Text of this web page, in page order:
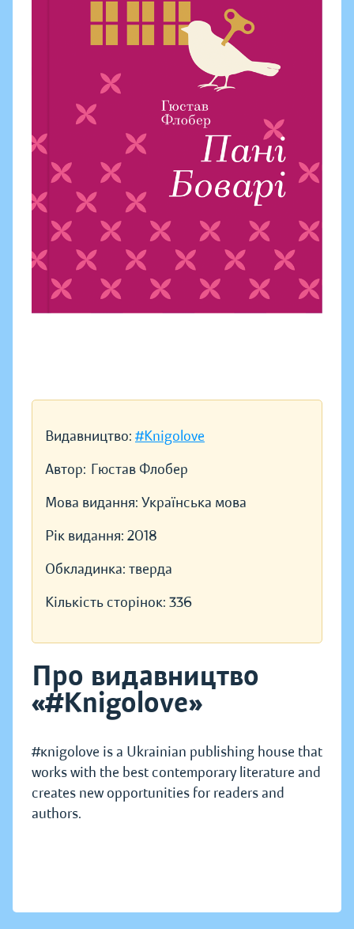
Видавництво: #Knigolove
Автор: Гюстав Флобер
Мова видання: Українська мова
Рік видання: 2018
Обкладинка: тверда
Кількість сторінок: 336
Про видавництво
«#Knigolove»
#кnigolove is a Ukrainian publishing house that
works with the best contemporary literature and
creates new opportunities for readers and
authors.